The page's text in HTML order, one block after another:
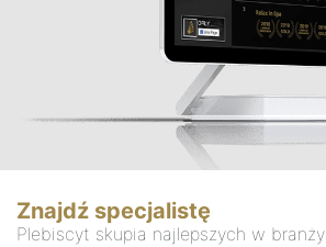
Znajdź specjalistę
Plebiscyt skupia najlepszych w branży